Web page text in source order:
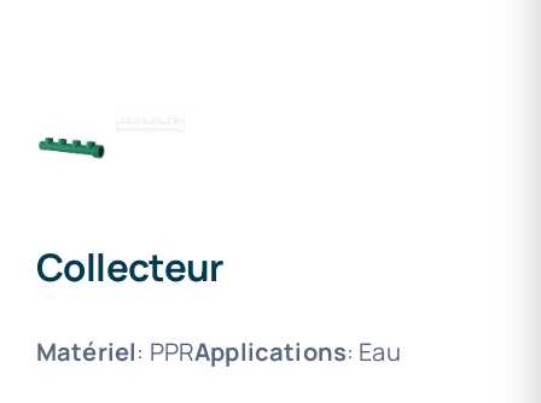
Collecteur
Matériel: PPRApplications: Eau